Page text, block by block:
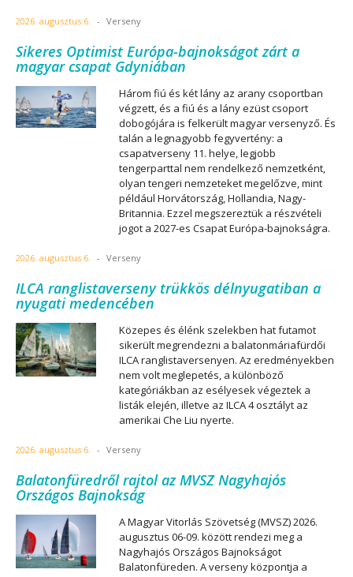
2026. augusztus 6. - Verseny
Sikeres Optimist Európa-bajnokságot zárt a
magyar csapat Gdyniában
Három fiú és két lány az arany csoportban
végzett, és a fiú és a lány ezüst csoport
dobogójára is felkerült magyar versenyző. És
talán a legnagyobb fegyvertény: a
csapatverseny 11. helye, legjobb
tengerparttal nem rendelkező nemzetként,
olyan tengeri nemzeteket megelőzve, mint
például Horvátország, Hollandia, Nagy-
Britannia. Ezzel megszereztük a részvételi
jogot a 2027-es Csapat Európa-bajnokságra.
2026. augusztus 6. - Verseny
ILCA ranglistaverseny trükkös délnyugatiban a
nyugati medencében
Közepes és élénk szelekben hat futamot
sikerült megrendezni a balatonmáriafürdői
ILCA ranglistaversenyen. Az eredményekben
nem volt meglepetés, a különböző
kategóriákban az esélyesek végeztek a
listák elején, illetve az ILCA 4 osztályt az
amerikai Che Liu nyerte.
2026. augusztus 6. - Verseny
Balatonfüredről rajtol az MVSZ Nagyhajós
Országos Bajnokság
A Magyar Vitorlás Szövetség (MVSZ) 2026.
augusztus 06-09. között rendezi meg a
Nagyhajós Országos Bajnokságot
Balatonfüreden. A verseny központja a